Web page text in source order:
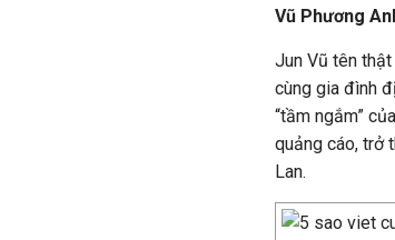
Vũ Phương
Jun Vũ tên
cùng gia đình
“tầm ngắm”
quảng cáo, trở
Lan.